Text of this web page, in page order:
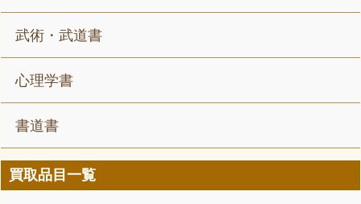
武術・武道書
心理学書
書道書
買取品目一覧